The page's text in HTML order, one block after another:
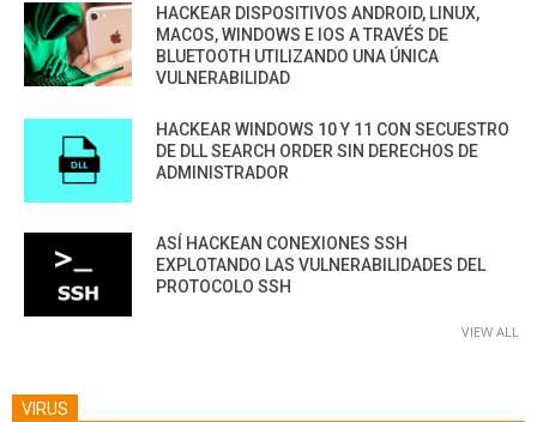
HACKEAR DISPOSITIVOS ANDROID, LINUX,
MACOS, WINDOWS E IOS A TRAVÉS DE
BLUETOOTH UTILIZANDO UNA ÚNICA
VULNERABILIDAD
HACKEAR WINDOWS 10 Y 11 CON SECUESTRO
DE DLL SEARCH ORDER SIN DERECHOS DE
ADMINISTRADOR
ASÍ HACKEAN CONEXIONES SSH
EXPLOTANDO LAS VULNERABILIDADES DEL
PROTOCOLO SSH
VIEW ALL
VIRUS